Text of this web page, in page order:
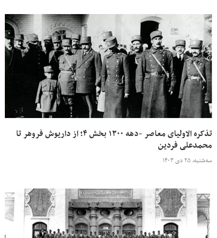
تذکره الاولیای معاصر -دهه ۱۳۰۰ بخش ۴؛ از داریوش فروهر تا
محمدعلی فردین
سه‌شنبه، ۲۵ دی ۱۴۰۳